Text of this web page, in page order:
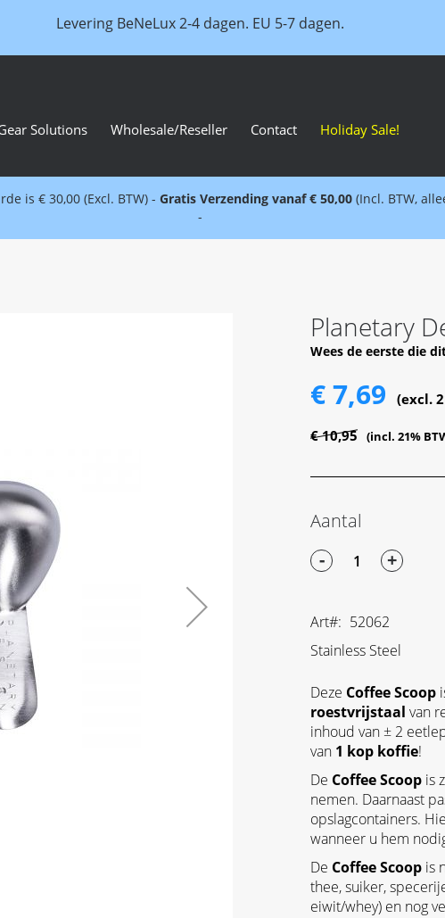
Levering BeNeLux 2-4 dagen. EU 5-7 dagen.
Solutions Wholesale/Reseller Contact Holiday Sale!
is € 30,00 (Excl. BTW) - Gratis Verzending vanaf € 50,00 (Incl. BTW,
-
Planetary
Wees de eerste die
€ 7,69
€ 10,95
Aantal
-
+
Art
52062
Stainless Steel
Deze Coffee Scoop
roestvrijstaal van
inhoud van ± 2
van 1 kop koffie!
De Coffee Scoop is
nemen. Daarnaast
opslagcontainers.
wanneer u hem
De Coffee Scoop is
thee, suiker,
eiwit/whey) en nog